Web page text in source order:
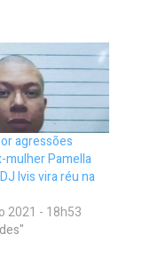
agressões
mulher Pamella
Ivis vira réu na
2021 - 18h53